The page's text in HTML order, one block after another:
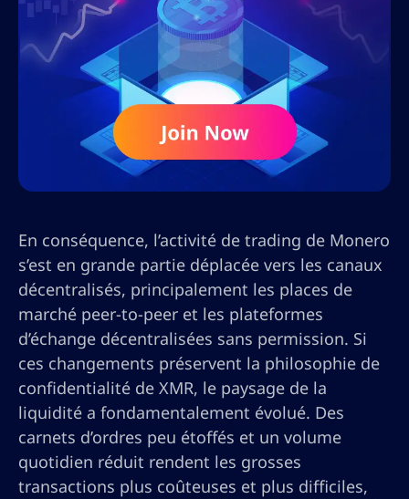
En conséquence, l’activité de trading de Monero
s’est en grande partie déplacée vers les canaux
décentralisés, principalement les places de
marché peer-to-peer et les plateformes
d’échange décentralisées sans permission. Si
ces changements préservent la philosophie de
confidentialité de XMR, le paysage de la
liquidité a fondamentalement évolué. Des
carnets d’ordres peu étoffés et un volume
quotidien réduit rendent les grosses
transactions plus coûteuses et plus difficiles,